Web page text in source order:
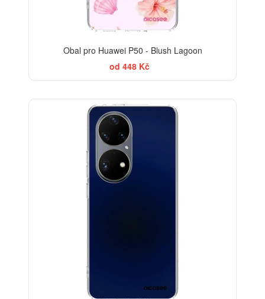
Obal pro Huawei P50 - Blush Lagoon
od 448 Kč